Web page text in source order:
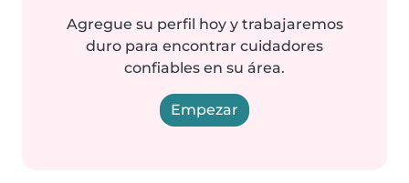
Agregue su perfil hoy y trabajaremos
duro para encontrar cuidadores
confiables en su área.
Empezar